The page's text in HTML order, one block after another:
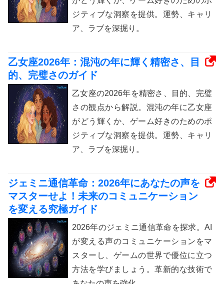
ジティブな洞察を提供。運勢、キャリ
ア、ラブを深掘り。
乙女座2026年：混沌の年に輝く精密さ、目
的、完璧さのガイド
乙女座の2026年を精密さ、目的、完璧
さの観点から解説。混沌の年に乙女座
がどう輝くか、ゲーム好きのためのポ
ジティブな洞察を提供。運勢、キャリ
ア、ラブを深掘り。
ジェミニ通信革命：2026年にあなたの声を
マスターせよ！未来のコミュニケーション
を変える究極ガイド
2026年のジェミニ通信革命を探求。AI
が変える声のコミュニケーションをマ
スターし、ゲームの世界で優位に立つ
方法を学びましょう。革新的な技術で